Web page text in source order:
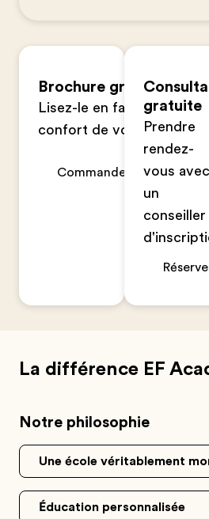
Brochure gratuite
Lisez-le en famille dans le
confort de votre foyer
Commander maintenant
gratuite
Prendre
rendez-
vous avec
un
conseiller
La différence EF
Notre philosophie
Une école véritablement
Éducation personnalisée